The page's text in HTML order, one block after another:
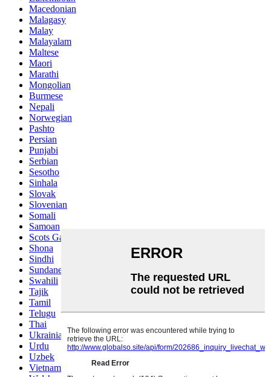
Macedonian
Malagasy
Malay
Malayalam
Maltese
Maori
Marathi
Mongolian
Burmese
Nepali
Norwegian
Pashto
Persian
Punjabi
Serbian
Sesotho
Sinhala
Slovak
Slovenian
Somali
Samoan
Scots Gaelic
Shona
Sindhi
Sundanese
Swahili
Tajik
Tamil
Telugu
Thai
Ukrainian
Urdu
Uzbek
Vietnamese